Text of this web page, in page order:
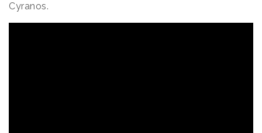
Cyranos.